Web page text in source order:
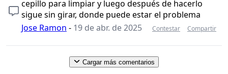
cepillo para limpiar y luego después de hacerlo
sigue sin girar, donde puede estar el problema
Jose Ramon - 19 de abr. de 2025 Contestar Compartir
Cargar más comentarios